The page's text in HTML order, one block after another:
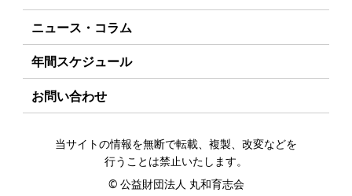
個人情報保護方針
アクセス
受賞者一覧
会員限定ページ
お手続き
寄付支援者
ニュース・コラム
年間スケジュール
お問い合わせ
当サイトの情報を無断で転載、複製、改変などを
行うことは禁止いたします。
© 公益財団法人 丸和育志会